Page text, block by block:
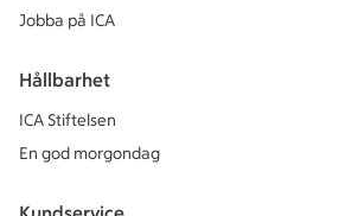
Jobba på ICA
Hållbarhet
ICA Stiftelsen
En god morgondag